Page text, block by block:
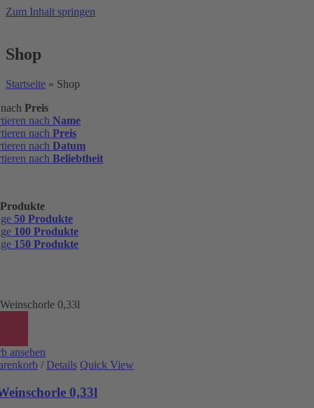
Zum Inhalt springen
Shop
Startseite » Shop
Preis
nach Name
nach Preis
nach Datum
nach Beliebtheit
50 Produkte
100 Produkte
150 Produkte
ansehen
/ Details Quick View
0,33l